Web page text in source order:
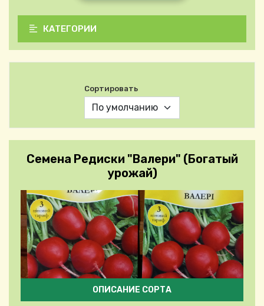
КАТЕГОРИИ
Сортировать
Семена Редиски "Валери" (Богатый
урожай)
ОПИСАНИЕ СОРТА